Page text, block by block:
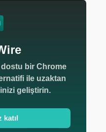
dostu bir Chrome
ile uzaktan
geliştirin.
katıl